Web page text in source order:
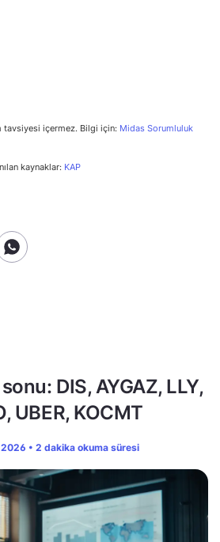
tavsiyesi içermez. Bilgi için: Midas Sorumluluk
kaynaklar: KAP
DIS, AYGAZ, LLY,
UBER, KOCMT
• 2 dakika okuma süresi